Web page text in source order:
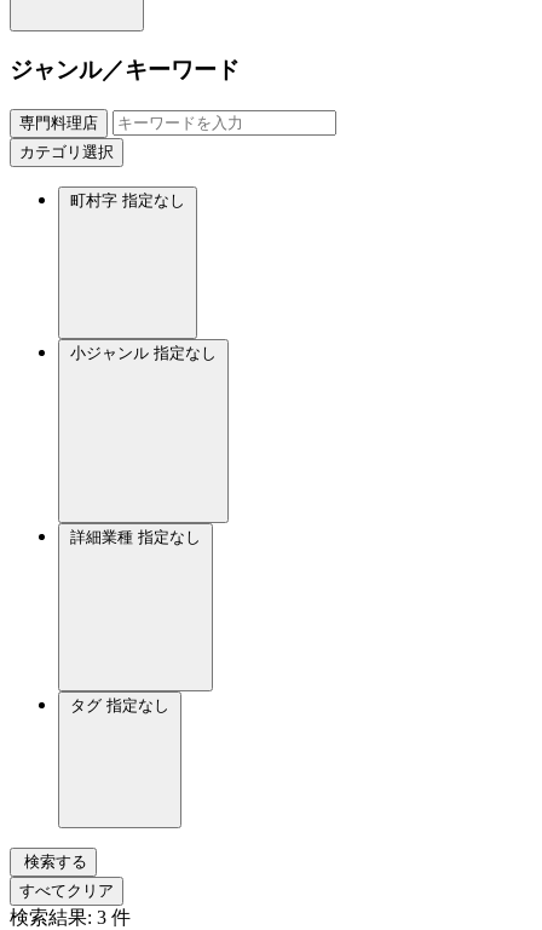
ジャンル／キーワード
専門料理店
カテゴリ選択
町村字 指定なし
小ジャンル 指定なし
詳細業種 指定なし
タグ 指定なし
検索する
すべてクリア
検索結果: 3 件